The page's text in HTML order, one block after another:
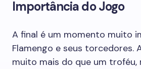
Importância do Jogo
A final é um momento muito
Flamengo e seus torcedores.
muito mais do que um troféu,